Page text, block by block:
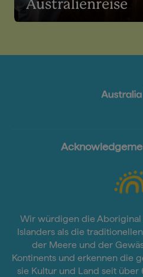
Australienreise
Wir würdigen die Aboriginal
Islanders als die
der Meere und der
Kontinents und erkennen die
sie Kultur und Land seit